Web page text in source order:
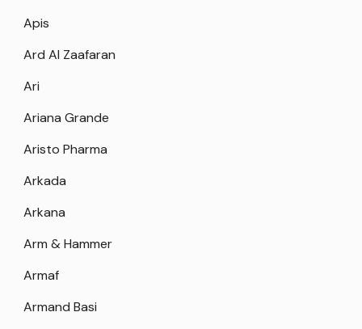
Apis
Ard Al Zaafaran
Ari
Ariana Grande
Aristo Pharma
Arkada
Arkana
Arm & Hammer
Armaf
Armand Basi